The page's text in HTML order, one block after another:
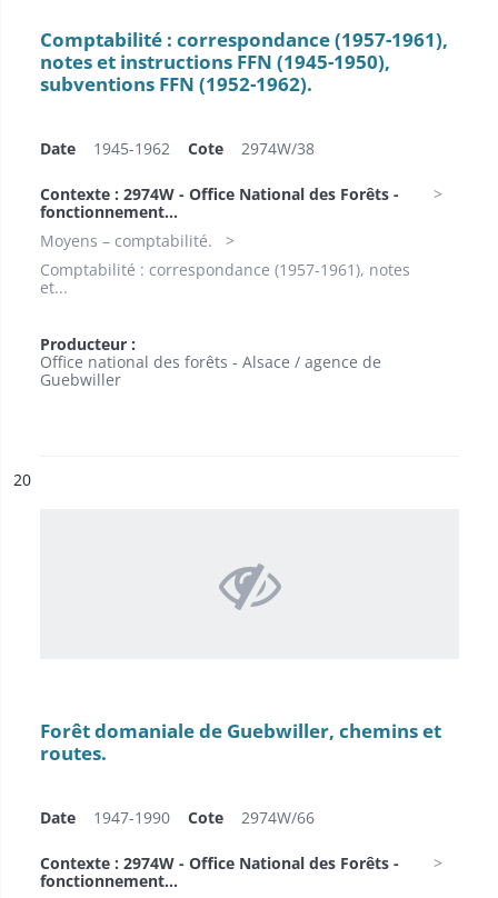
Comptabilité : correspondance (1957-1961),
notes et instructions FFN (1945-1950),
subventions FFN (1952-1962).
Date 1945-1962 Cote 2974W/38
Contexte : 2974W - Office National des Forêts -
fonctionnement...
Moyens – comptabilité.
Comptabilité : correspondance (1957-1961), notes
et...
Producteur :
Office national des forêts - Alsace / agence de
Guebwiller
n°
20
Forêt domaniale de Guebwiller, chemins et
routes.
Date 1947-1990 Cote 2974W/66
Contexte : 2974W - Office National des Forêts -
fonctionnement...